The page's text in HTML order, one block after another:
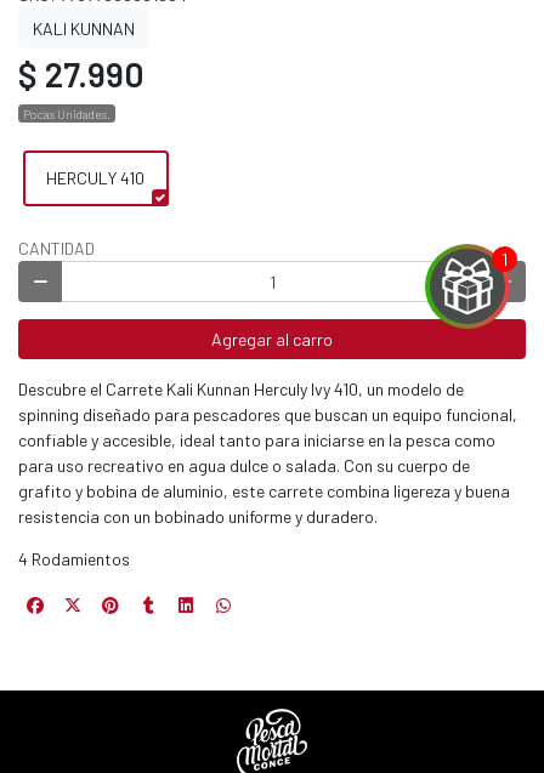
y
por
premios
JUGAR
KALI KUNNAN
$ 27.990
Pocas Unidades.
HERCULY 410
CANTIDAD
Agregar al carro
Descubre el Carrete Kali Kunnan Herculy Ivy 410, un modelo de
spinning diseñado para pescadores que buscan un equipo funcional,
confiable y accesible, ideal tanto para iniciarse en la pesca como
para uso recreativo en agua dulce o salada. Con su cuerpo de
grafito y bobina de aluminio, este carrete combina ligereza y buena
resistencia con un bobinado uniforme y duradero.
4 Rodamientos